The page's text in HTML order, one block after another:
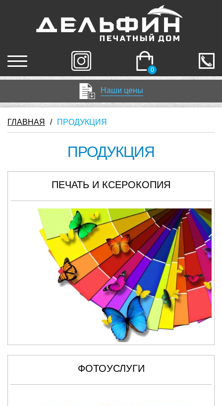
0
Наши цены
ГЛАВНАЯ / ПРОДУКЦИЯ
ПРОДУКЦИЯ
ПЕЧАТЬ И КСЕРОКОПИЯ
ФОТОУСЛУГИ